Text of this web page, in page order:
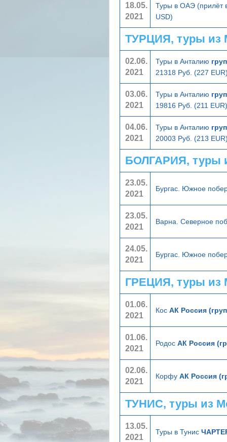
18.05.
2021
Туры в ОАЭ (прилёт
USD)
ТУРЦИЯ, туры из
02.06.
2021
Туры в Анталию
21318 Руб. (227
03.06.
2021
Туры в Анталию
19816 Руб. (211 EUR)
04.06.
2021
Туры в Анталию
20003 Руб. (213
БОЛГАРИЯ, туры
23.05.
2021
Бургас. Южное
23.05.
2021
Варна. Северное
24.05.
2021
Бургас. Южное
ГРЕЦИЯ, туры из
01.06.
2021
Кос АК Россия
01.06.
2021
Родос АК Россия
02.06.
2021
Корфу АК Россия
ТУНИС, туры из
13.05.
2021
Туры в Тунис